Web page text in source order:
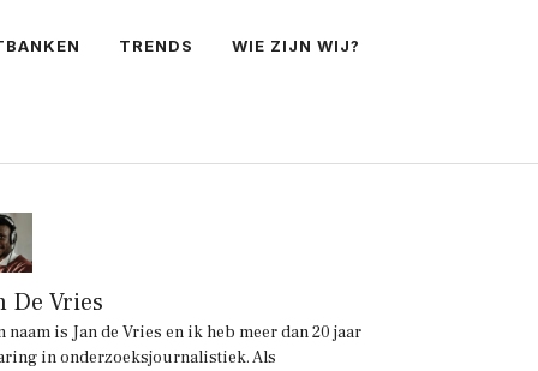
TRENDS WIE ZIJN WIJ?
De Vries
naam is Jan de Vries en ik heb meer dan 20 jaar
in onderzoeksjournalistiek. Als